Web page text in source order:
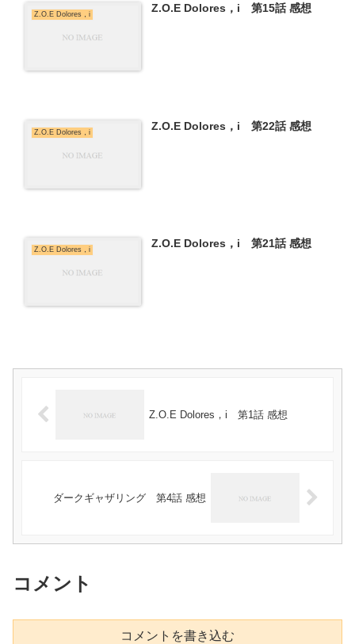
Z.O.E Dolores，i Z.O.E Dolores，i 第15話 感想
Z.O.E Dolores，i Z.O.E Dolores，i 第22話 感想
Z.O.E Dolores，i Z.O.E Dolores，i 第21話 感想
Z.O.E Dolores，i 第1話 感想
ダークギャザリング 第4話 感想
コメント
コメントを書き込む